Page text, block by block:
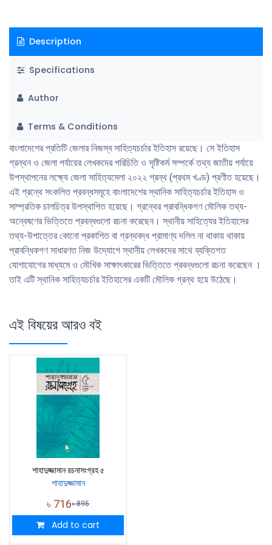
Description
Specifications
Author
Terms & Conditions
বাংলাদেশের প্রতিটি জেলার নিজস্ব সাহিত্যচর্চার ইতিহাস রয়েছে। সে ইতিহাস
গ্রন্থন ও জেলা পর্যায়ের লেখকদের পরিচিতি ও সৃষ্টিকর্ম সম্পর্কে তথ্য জাতীয় পর্যায়ে
উপস্থাপনের লক্ষ্যে জেলা সাহিত্যমেলা ২০২২ গ্রন্থ (প্রথম খণ্ড) প্রণীত হয়েছে।
এই গ্রন্থে সংকলিত প্রবন্ধসমূহে বাংলাদেশের স্থানিক সাহিত্যচর্চার ইতিহাস ও
সাম্প্রতিক চালচিত্র উপস্থাপিত হয়েছে। গ্রন্থের প্রাবন্ধিকগণ মৌলিক তথ্য-
অন্বেষণের ভিত্তিতে প্রবন্ধগুলো রচনা করেছেন। স্থানীয় সাহিত্যের ইতিহাসের
তথ্য-উপাত্তের কোনো প্রকাশিত বা গ্রন্থবদ্ধ প্রামাণ্য দলিল না থাকায় থাকায়
প্রাবন্ধিকগণ সাধারণত নিজ উদ্যোগে স্থানীয় লেখকদের সাথে ব্যক্তিগত
যোগাযোগের মাধ্যমে ও মৌখিক সাক্ষাৎকারের ভিত্তিতে প্রবন্ধগুলো রচনা করেছেন ।
তাই এটি স্থানিক সাহিত্যচর্চার ইতিহাসের একটি মৌলিক গ্রন্থ হয়ে উঠেছে।
এই বিষয়ের আরও বই
শাহাদুজ্জামান রচনাসংগ্রহ ৫
শাহাদুজ্জামান
৳ 716৳895
Add to cart